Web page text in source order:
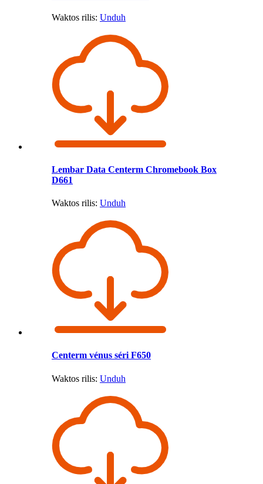
Waktos rilis: Unduh
Lembar Data Centerm Chromebook Box
D661
Waktos rilis: Unduh
Centerm vénus séri F650
Waktos rilis: Unduh